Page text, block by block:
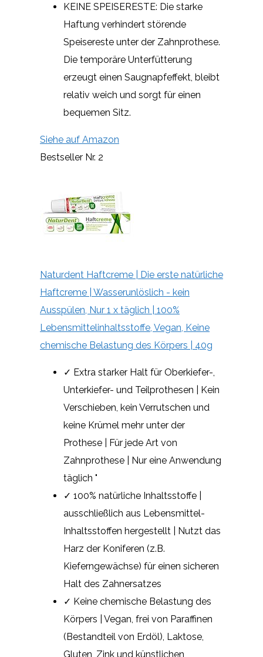
KEINE SPEISERESTE: Die starke
Haftung verhindert störende
Speisereste unter der Zahnprothese.
Die temporäre Unterfütterung
erzeugt einen Saugnapfeffekt, bleibt
relativ weich und sorgt für einen
bequemen Sitz.
Siehe auf Amazon
Bestseller Nr. 2
Naturdent Haftcreme | Die erste natürliche
Haftcreme | Wasserunlöslich - kein
Ausspülen, Nur 1 x täglich | 100%
Lebensmittelinhaltsstoffe, Vegan, Keine
chemische Belastung des Körpers | 40g
✓ Extra starker Halt für Oberkiefer-,
Unterkiefer- und Teilprothesen | Kein
Verschieben, kein Verrutschen und
keine Krümel mehr unter der
Prothese | Für jede Art von
Zahnprothese | Nur eine Anwendung
täglich "
✓ 100% natürliche Inhaltsstoffe |
ausschließlich aus Lebensmittel-
Inhaltsstoffen hergestellt | Nutzt das
Harz der Koniferen (z.B.
Kieferngewächse) für einen sicheren
Halt des Zahnersatzes
✓ Keine chemische Belastung des
Körpers | Vegan, frei von Paraffinen
(Bestandteil von Erdöl), Laktose,
Gluten, Zink und künstlichen